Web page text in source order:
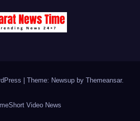
Theme: Newsup by Themeansar.
Short Video News